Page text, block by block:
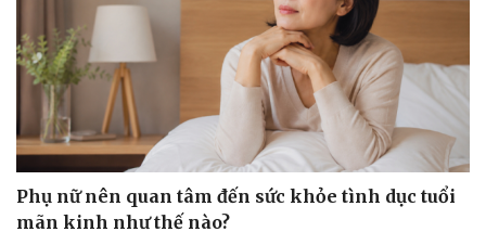
Du lịch
Tư vấn
Podcast
Phụ nữ nên quan tâm đến sức khỏe tình dục tuổi
mãn kinh như thế nào?